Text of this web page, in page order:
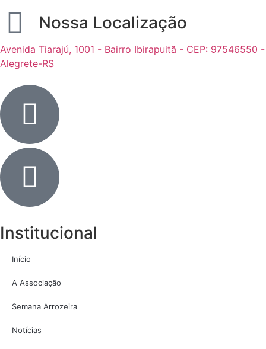
Nossa Localização
Avenida Tiarajú, 1001 - Bairro Ibirapuitã - CEP: 97546550 -
Alegrete-RS
Institucional
Início
A Associação
Semana Arrozeira
Notícias